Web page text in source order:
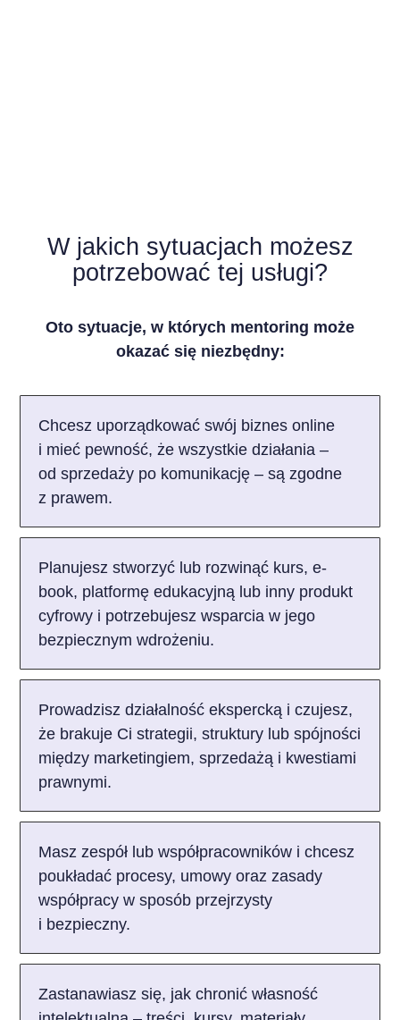
W jakich sytuacjach możesz
potrzebować tej usługi?
Oto sytuacje, w których mentoring może
okazać się niezbędny:
Chcesz uporządkować swój biznes online
i mieć pewność, że wszystkie działania –
od sprzedaży po komunikację – są zgodne
z prawem.
Planujesz stworzyć lub rozwinąć kurs, e-
book, platformę edukacyjną lub inny produkt
cyfrowy i potrzebujesz wsparcia w jego
bezpiecznym wdrożeniu.
Prowadzisz działalność ekspercką i czujesz,
że brakuje Ci strategii, struktury lub spójności
między marketingiem, sprzedażą i kwestiami
prawnymi.
Masz zespół lub współpracowników i chcesz
poukładać procesy, umowy oraz zasady
współpracy w sposób przejrzysty
i bezpieczny.
Zastanawiasz się, jak chronić własność